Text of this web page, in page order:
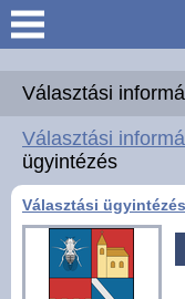
Keresés
Köszöntő
Hírek
Felsőrajk
Polgármesteri
Választási
Választási
ügyintézés
Választási ügyintézés